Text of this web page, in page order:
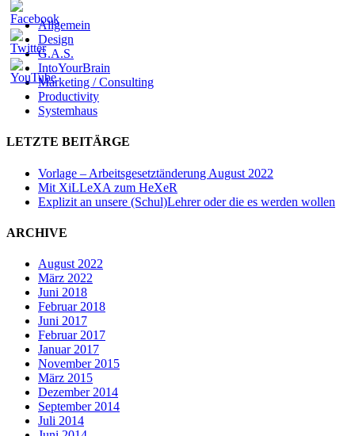
Allgemein
Design
G.A.S.
IntoYourBrain
Marketing / Consulting
Productivity
Systemhaus
LETZTE BEITÄRGE
Vorlage – Arbeitsgesetztänderung August 2022
Mit XiLLeXA zum HeXeR
Explizit an unsere (Schul)Lehrer oder die es werden wollen
ARCHIVE
August 2022
März 2022
Juni 2018
Februar 2018
Juni 2017
Februar 2017
Januar 2017
November 2015
März 2015
Dezember 2014
September 2014
Juli 2014